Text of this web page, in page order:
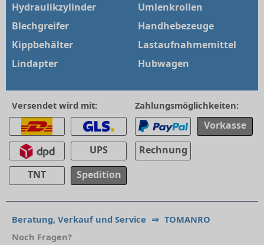
Hydraulikzylinder
Blechgreifer
Kippbehälter
Lindapter
Umlenkrollen
Handhebezeuge
Lastaufnahmemittel
Hubwagen
Versendet wird mit:
UPS
TNT
Spedition
Zahlungsmöglichkeiten:
Vorkasse
Rechnung
Beratung, Verkauf und Service ⇒ TOMANRO
Noch Fragen?